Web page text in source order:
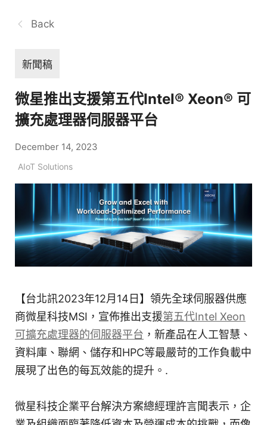
Back
新聞稿
微星推出支援第五代Intel® Xeon® 可
擴充處理器伺服器平台
December 14, 2023
AIoT Solutions
【台北訊2023年12月14日】領先全球伺服器供應
商微星科技MSI，宣佈推出支援第五代Intel Xeon
可擴充處理器的伺服器平台 ，新產品在人工智慧、
資料庫、聯網、儲存和HPC等最嚴苛的工作負載中
展現了出色的每瓦效能的提升。.
微星科技企業平台解決方案總經理許言聞表示，企